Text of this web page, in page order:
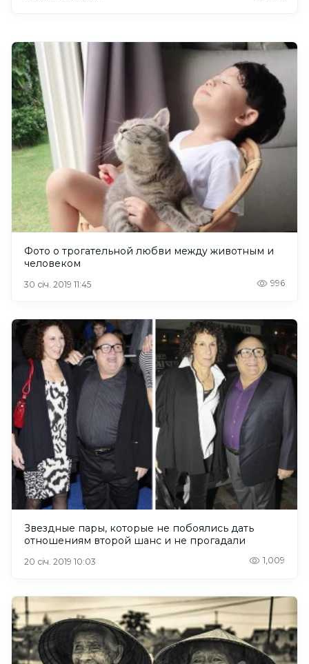
Фото о трогательной любви между животным и
человеком
30 січ. 2019 11:45 996
Звездные пары, которые не побоялись дать
отношениям второй шанс и не прогадали
20 січ. 2019 10:03 1,009